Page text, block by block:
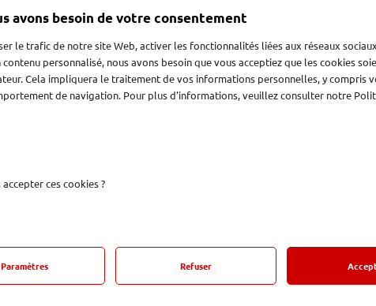
CA : NRG Y3
de 119 € (selon longueur). Câbles d'alimentation
Series
179,00 €
A partir
CA Z
avons besoin de votre consentement
le trafic de notre site Web, activer les fonctionnalités liées aux réseaux
personnalisé, nous avons besoin que vous acceptiez que les cookies
Cela impliquera le traitement de vos informations personnelles, y compris
de navigation. Pour plus d'informations, veuillez consulter notre
ces cookies ?
Paramètres Refuser